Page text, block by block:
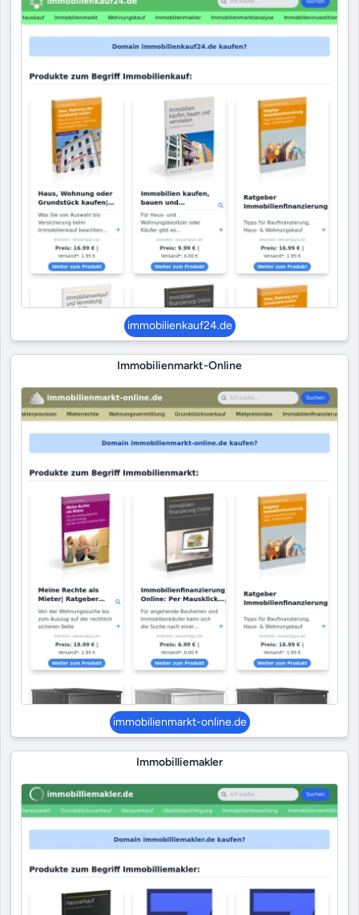
immobilienkauf24.de
Immobilienmarkt-Online
immobilienmarkt-online.de
Immobilliemakler